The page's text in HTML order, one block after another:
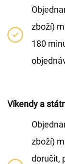
zboží)
180
Víkendy a
zboží)
doručit,